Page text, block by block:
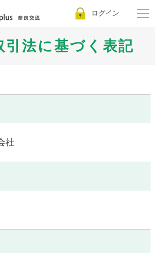
ログイン
引法に基づく表記
社